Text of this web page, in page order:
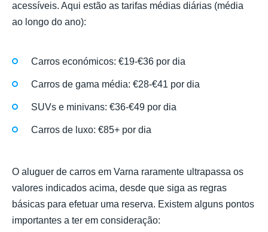
acessíveis. Aqui estão as tarifas médias diárias (média
ao longo do ano):
Carros económicos: €19-€36 por dia
Carros de gama média: €28-€41 por dia
SUVs e minivans: €36-€49 por dia
Carros de luxo: €85+ por dia
O aluguer de carros em Varna raramente ultrapassa os
valores indicados acima, desde que siga as regras
básicas para efetuar uma reserva. Existem alguns pontos
importantes a ter em consideração: